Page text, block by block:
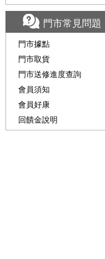
門市常見問題
門市據點
門市取貨
門市送修進度查詢
會員須知
會員好康
回饋金說明